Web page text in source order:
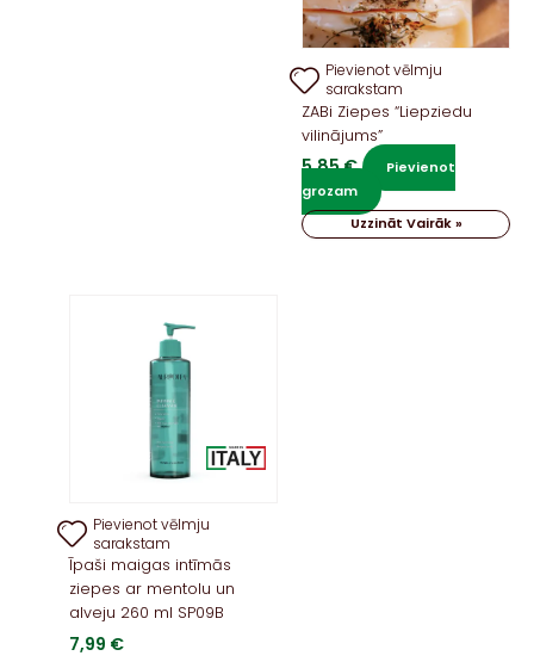
Pievienot vēlmju
sarakstam
ZABi Ziepes “Liepziedu
vilinājums”
5,85€
Pievienot
grozam
Uzzināt Vairāk »
Pievienot vēlmju
sarakstam
Īpaši maigas intīmās
ziepes ar mentolu un
alveju 260 ml SP09B
7,99 €